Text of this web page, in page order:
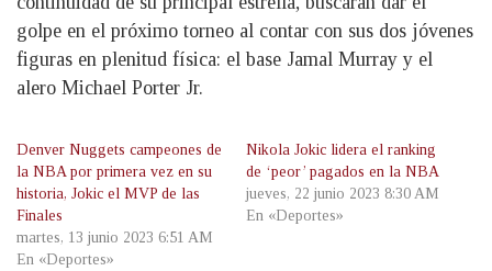
golpe en el próximo torneo al contar con sus dos jóvenes
figuras en plenitud física: el base Jamal Murray y el
alero Michael Porter Jr.
Denver Nuggets campeones de
la NBA por primera vez en su
historia, Jokic el MVP de las
Finales
martes, 13 junio 2023 6:51 AM
En «Deportes»
Nikola Jokic lidera el ranking
de ‘peor’ pagados en la NBA
jueves, 22 junio 2023 8:30 AM
En «Deportes»